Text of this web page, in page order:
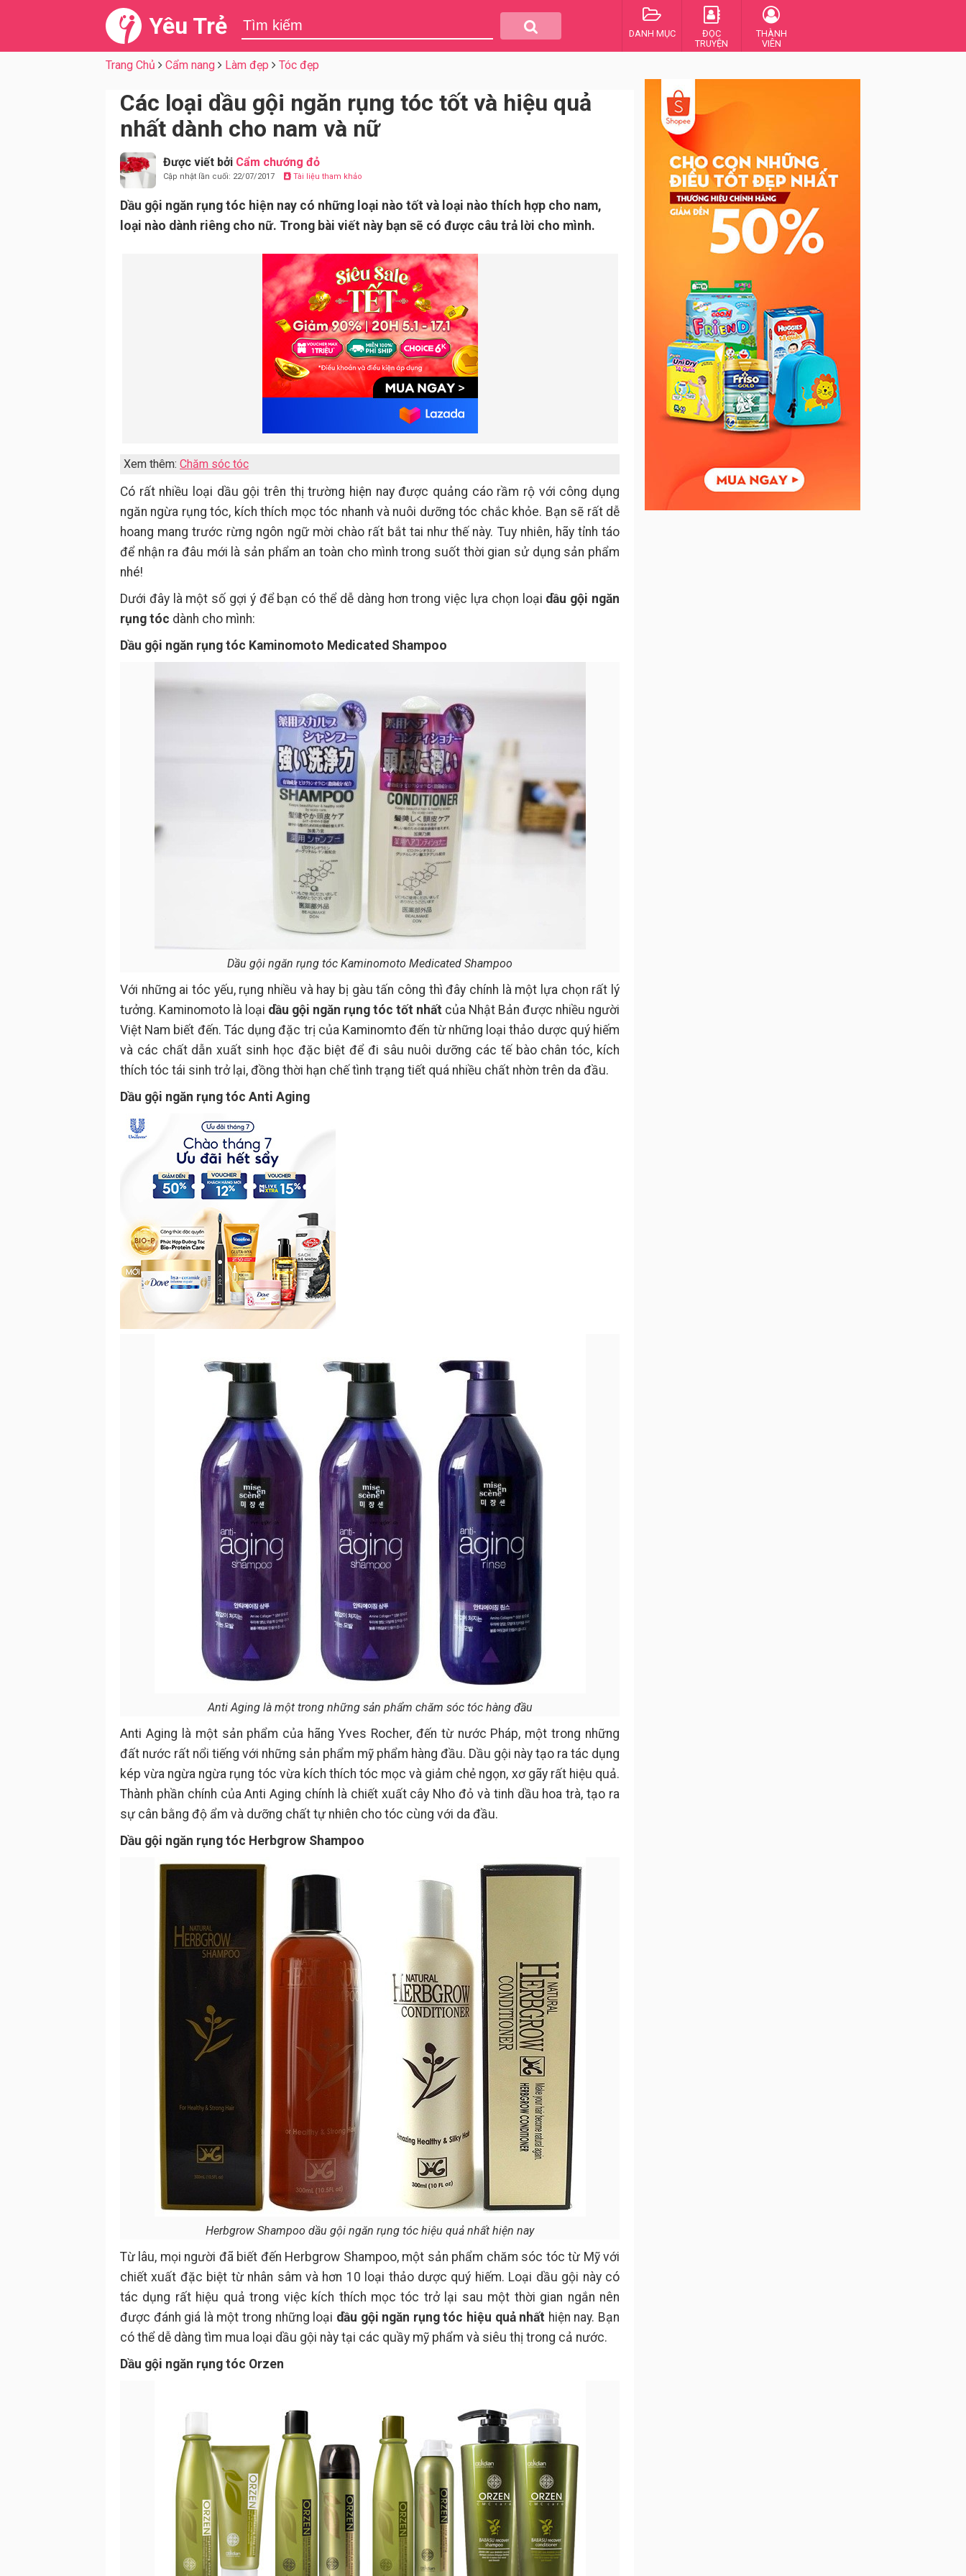
Yêu Trẻ DANH MỤC
ĐỌC
TRUYỆN
THÀNH
VIÊN
Trang Chủ Cẩm nang Làm đẹp Tóc đẹp
Các loại dầu gội ngăn rụng tóc tốt và hiệu quả
nhất dành cho nam và nữ
Được viết bởi Cẩm chướng đỏ
Cập nhật lần cuối: 22/07/2017 Tài liệu tham khảo
Dầu gội ngăn rụng tóc hiện nay có những loại nào tốt và loại nào thích hợp cho nam,
loại nào dành riêng cho nữ. Trong bài viết này bạn sẽ có được câu trả lời cho mình.
Xem thêm: Chăm sóc tóc
Có rất nhiều loại dầu gội trên thị trường hiện nay được quảng cáo rầm rộ với công dụng
ngăn ngừa rụng tóc, kích thích mọc tóc nhanh và nuôi dưỡng tóc chắc khỏe. Bạn sẽ rất dễ
hoang mang trước rừng ngôn ngữ mời chào rất bắt tai như thế này. Tuy nhiên, hãy tỉnh táo
để nhận ra đâu mới là sản phẩm an toàn cho mình trong suốt thời gian sử dụng sản phẩm
nhé!
Dưới đây là một số gợi ý để bạn có thể dễ dàng hơn trong việc lựa chọn loại dầu gội ngăn
rụng tóc dành cho mình:
Dầu gội ngăn rụng tóc Kaminomoto Medicated Shampoo
Dầu gội ngăn rụng tóc Kaminomoto Medicated Shampoo
Với những ai tóc yếu, rụng nhiều và hay bị gàu tấn công thì đây chính là một lựa chọn rất lý
tưởng. Kaminomoto là loại dầu gội ngăn rụng tóc tốt nhất của Nhật Bản được nhiều người
Việt Nam biết đến. Tác dụng đặc trị của Kaminomto đến từ những loại thảo dược quý hiếm
và các chất dẫn xuất sinh học đặc biệt để đi sâu nuôi dưỡng các tế bào chân tóc, kích
thích tóc tái sinh trở lại, đồng thời hạn chế tình trạng tiết quá nhiều chất nhờn trên da đầu.
Dầu gội ngăn rụng tóc Anti Aging
Anti Aging là một trong những sản phẩm chăm sóc tóc hàng đầu
Anti Aging là một sản phẩm của hãng Yves Rocher, đến từ nước Pháp, một trong những
đất nước rất nổi tiếng với những sản phẩm mỹ phẩm hàng đầu. Dầu gội này tạo ra tác dụng
kép vừa ngừa ngừa rụng tóc vừa kích thích tóc mọc và giảm chẻ ngọn, xơ gãy rất hiệu quả.
Thành phần chính của Anti Aging chính là chiết xuất cây Nho đỏ và tinh dầu hoa trà, tạo ra
sự cân bằng độ ẩm và dưỡng chất tự nhiên cho tóc cùng với da đầu.
Dầu gội ngăn rụng tóc Herbgrow Shampoo
Herbgrow Shampoo dầu gội ngăn rụng tóc hiệu quả nhất hiện nay
Từ lâu, mọi người đã biết đến Herbgrow Shampoo, một sản phẩm chăm sóc tóc từ Mỹ với
chiết xuất đặc biệt từ nhân sâm và hơn 10 loại thảo dược quý hiếm. Loại dầu gội này có
tác dụng rất hiệu quả trong việc kích thích mọc tóc trở lại sau một thời gian ngắn nên
được đánh giá là một trong những loại dầu gội ngăn rụng tóc hiệu quả nhất hiện nay. Bạn
có thể dễ dàng tìm mua loại dầu gội này tại các quầy mỹ phẩm và siêu thị trong cả nước.
Dầu gội ngăn rụng tóc Orzen